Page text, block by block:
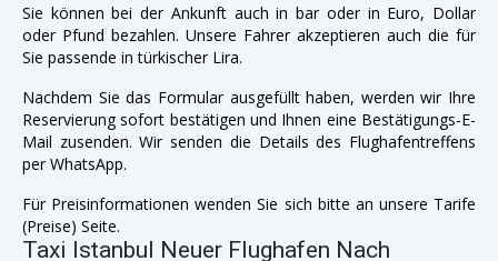
Sie können bei der Ankunft auch in bar oder in Euro, Dollar
oder Pfund bezahlen. Unsere Fahrer akzeptieren auch die für
Sie passende in türkischer Lira.
Nachdem Sie das Formular ausgefüllt haben, werden wir Ihre
Reservierung sofort bestätigen und Ihnen eine Bestätigungs-E-
Mail zusenden. Wir senden die Details des Flughafentreffens
per WhatsApp.
Für Preisinformationen wenden Sie sich bitte an unsere Tarife
(Preise) Seite.
Taxi Istanbul Neuer Flughafen Nach